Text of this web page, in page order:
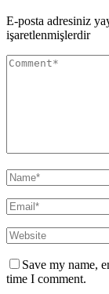
E-posta adresiniz
işaretlenmişlerdir
Save my name,
time I comment.